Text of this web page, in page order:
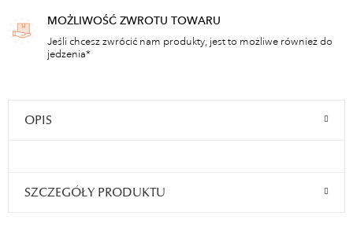
MOŻLIWOŚĆ ZWROTU TOWARU
Jeśli chcesz zwrócić nam produkty, jest to możliwe również do
jedzenia*
OPIS
SZCZEGÓŁY PRODUKTU